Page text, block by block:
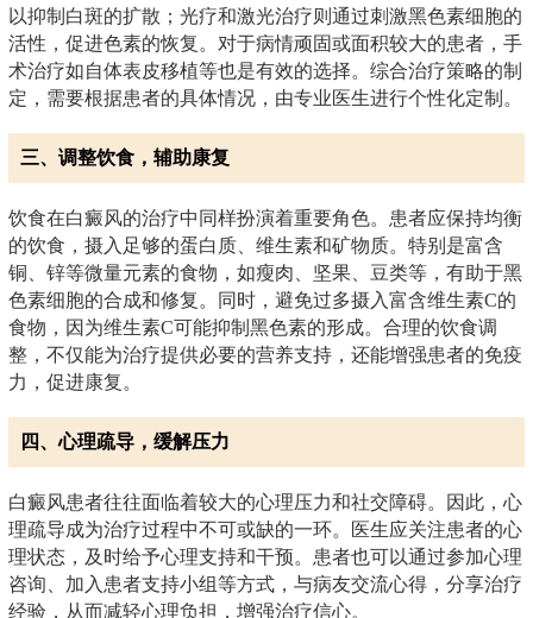
以抑制白斑的扩散；光疗和激光治疗则通过刺激黑色素细胞的
活性，促进色素的恢复。对于病情顽固或面积较大的患者，手
术治疗如自体表皮移植等也是有效的选择。综合治疗策略的制
定，需要根据患者的具体情况，由专业医生进行个性化定制。
三、调整饮食，辅助康复
饮食在白癜风的治疗中同样扮演着重要角色。患者应保持均衡
的饮食，摄入足够的蛋白质、维生素和矿物质。特别是富含
铜、锌等微量元素的食物，如瘦肉、坚果、豆类等，有助于黑
色素细胞的合成和修复。同时，避免过多摄入富含维生素C的
食物，因为维生素C可能抑制黑色素的形成。合理的饮食调
整，不仅能为治疗提供必要的营养支持，还能增强患者的免疫
力，促进康复。
四、心理疏导，缓解压力
白癜风患者往往面临着较大的心理压力和社交障碍。因此，心
理疏导成为治疗过程中不可或缺的一环。医生应关注患者的心
理状态，及时给予心理支持和干预。患者也可以通过参加心理
咨询、加入患者支持小组等方式，与病友交流心得，分享治疗
经验，从而减轻心理负担，增强治疗信心。